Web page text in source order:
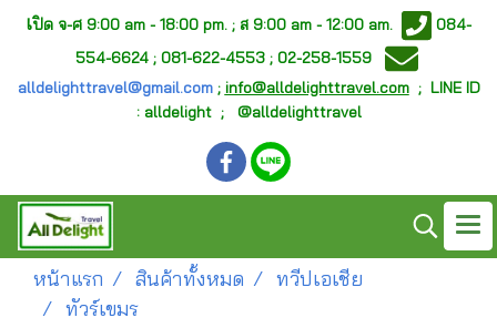
เปิด จ-ศ 9:00 am - 18:00 pm. ; ส 9:00 am - 12:00 am.
084-
554-6624 ; 081-622-4553 ; 02-258-1559
alldelighttravel@gmail.com; info@alldelighttravel.com; LINE ID
: alldelight ; @alldelighttravel
หน้าแรก สินค้าทั้งหมด
ทวีปเอเชีย
ทัวร์เขมร